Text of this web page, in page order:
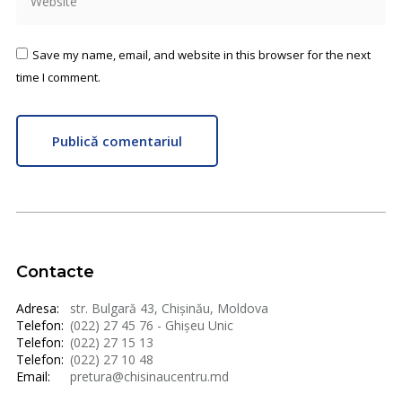
Save my name, email, and website in this browser for the next
time I comment.
Publică comentariul
Contacte
Adresa:
str. Bulgară 43, Chișinău, Moldova
Telefon: (022) 27 45 76 - Ghișeu Unic
Telefon: (022) 27 15 13
Telefon: (022) 27 10 48
Email:
pretura@chisinaucentru.md